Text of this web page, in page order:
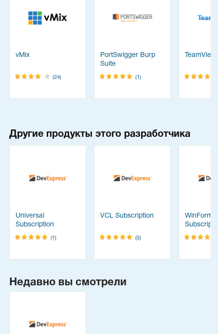
vMix
(24)
PortSwigger Burp
Suite
(1)
Другие продукты этого разработчика
Universal
Subscription
(1)
VCL Subscription
(5)
WinForms
Недавно вы смотрели